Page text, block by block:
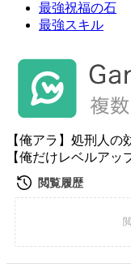
最強祝福の石
最強スキル
【俺アラ】処刑人
【俺だけレベルアッ